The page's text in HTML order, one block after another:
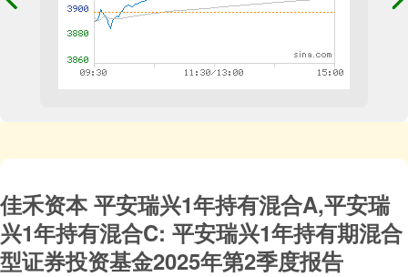
佳禾资本 平安瑞兴1年持有混合A,平安瑞
兴1年持有混合C: 平安瑞兴1年持有期混合
型证券投资基金2025年第2季度报告